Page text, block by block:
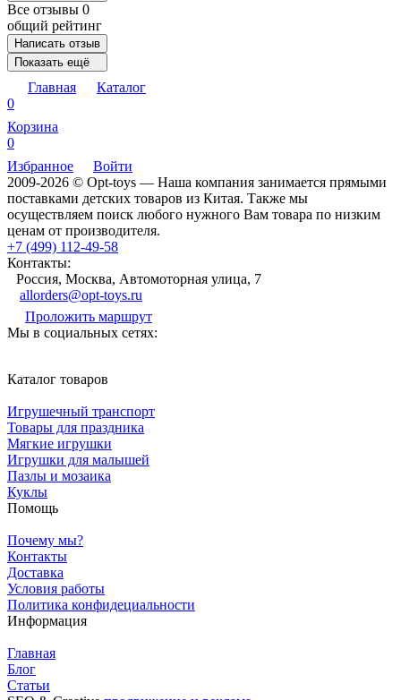
Все отзывы 0
общий рейтинг
Написать отзыв
Показать ещё
Главная
Каталог
0
Корзина
0
Избранное
Войти
2009-2026 © Opt-toys — Наша компания занимается прямыми
поставками детских товаров из Китая. Также мы
осуществляем поиск любого нужного Вам товара по низким
ценам от производителя.
+7 (499) 112-49-58
Контакты:
Россия, Москва, Автомоторная улица, 7
allorders@opt-toys.ru
Проложить маршрут
Мы в социальных сетях:
Каталог товаров
Игрушечный транспорт
Товары для праздника
Мягкие игрушки
Игрушки для малышей
Пазлы и мозаика
Куклы
Помощь
Почему мы?
Контакты
Доставка
Условия работы
Политика конфидециальности
Информация
Главная
Блог
Статьи